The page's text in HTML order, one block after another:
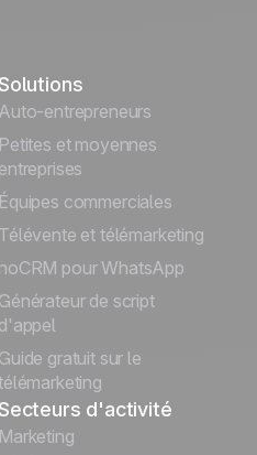
Auto-entrepreneurs
Petites et moyennes
entreprises
Équipes commerciales
Télévente et télémarketing
noCRM pour WhatsApp
Générateur de script
d'appel
Guide gratuit sur le
d'activité
Marketing